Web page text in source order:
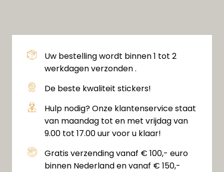
Uw bestelling wordt binnen 1 tot 2
werkdagen verzonden .
De beste kwaliteit stickers!
Hulp nodig? Onze klantenservice staat
van maandag tot en met vrijdag van
9.00 tot 17.00 uur voor u klaar!
Gratis verzending vanaf € 100,- euro
binnen Nederland en vanaf € 150,-